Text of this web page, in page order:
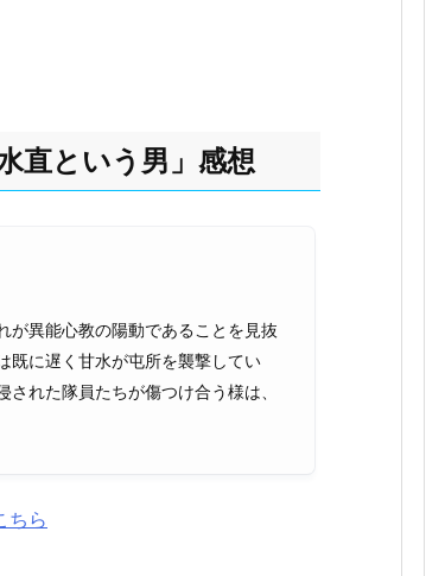
直という男」感想
が異能心教の陽動であることを見抜
既に遅く甘水が屯所を襲撃してい
れた隊員たちが傷つけ合う様は、
ちら